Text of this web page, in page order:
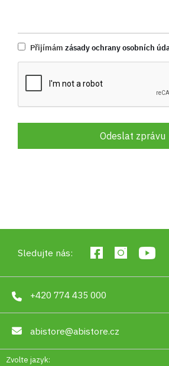
Přijímám zásady ochrany osobních
Odeslat zprávu
Sledujte nás:
+420 774 435 000
abistore@abistore.cz
Zvolte jazyk: